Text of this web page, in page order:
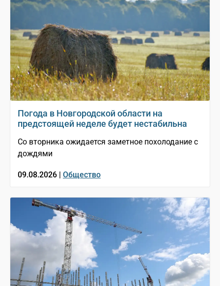
Погода в Новгородской области на
предстоящей неделе будет нестабильна
Со вторника ожидается заметное похолодание с
дождями
09.08.2026 | Общество